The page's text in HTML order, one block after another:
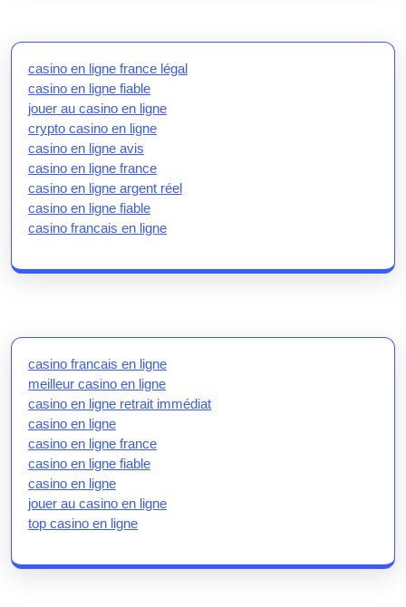
casino en ligne france légal
casino en ligne fiable
jouer au casino en ligne
crypto casino en ligne
casino en ligne avis
casino en ligne france
casino en ligne argent réel
casino en ligne fiable
casino francais en ligne
casino francais en ligne
meilleur casino en ligne
casino en ligne retrait immédiat
casino en ligne
casino en ligne france
casino en ligne fiable
casino en ligne
jouer au casino en ligne
top casino en ligne